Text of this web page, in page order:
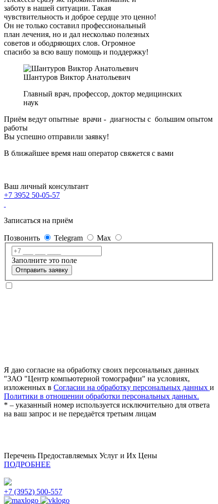
заботу в нашей ситуации. Такая
чувствительность и доброе сердце это ценно!
Он не только составил профессиональный
план лечения, но и дал несколько полезных
советов и ободряющих слов. Огромное
спасибо за всю вашу помощь и поддержку!
Шантуров Виктор Анатольевич
Главный врач, профессор, доктор медицинских
наук
Приём ведут опытные врачи - диагносты с большим опытом
работы
Вы успешно отправили заявку!
В ближайшее время наш оператор свяжется с вами
Ваш личный консультант
+7 3952 50-05-57
Записаться на приём
Позвонить Telegram Max
Заполните это поле
Отправить заявку
Я даю согласие на обработку своих персональных данных
"ЗАО "Центр компьютерной томографии" на условиях,
изложенных в Согласии на обработку персональных данных и
Политики в отношении обработки персональных данных.
* – указанный номер используется исключительно для ответа
на ваш запрос и не передаётся третьим лицам
Перечень Предоставляемых Услуг и Их Цены
ПОДРОБНЕЕ
+7 (3952) 500-557